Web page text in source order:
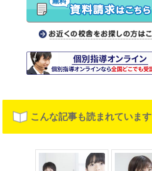
こんな記事も読まれています